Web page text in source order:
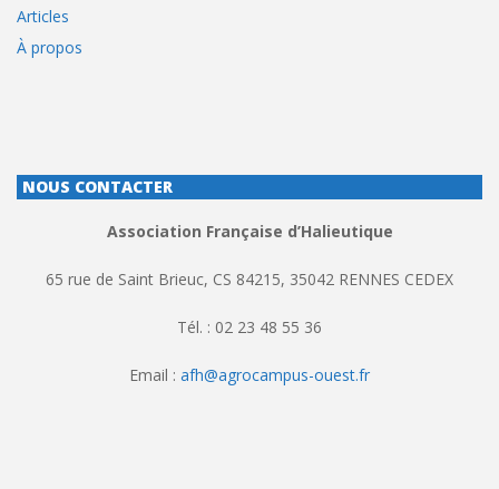
Articles
À propos
NOUS CONTACTER
Association Française d’Halieutique
65 rue de Saint Brieuc, CS 84215, 35042 RENNES CEDEX
Tél. : 02 23 48 55 36
Email : afh@agrocampus-ouest.fr